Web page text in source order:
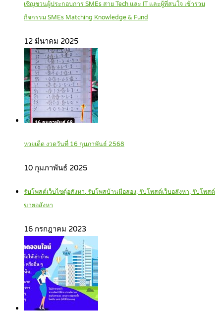
เชิญชวนผู้ประกอบการ SMEs สาย Tech และ IT และผู้ที่สนใจ เข้าร่วม
กิจกรรม SMEs Matching Knowledge & Fund
12 มีนาคม 2025
หวยเด็ด งวดวันที่ 16 กุมภาพันธ์ 2568
10 กุมภาพันธ์ 2025
รับโพสต์เว็บไซตฺ์อสังหา, รับโพสบ้านมือสอง, รับโพสต์เว็บอสังหา, รับโพสต์
ขายอสังหา
16 กรกฎาคม 2023